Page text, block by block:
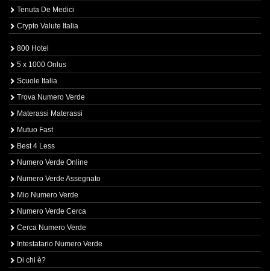
Tenuta De Medici
Crypto Valute Italia
800 Hotel
5 x 1000 Onlus
Scuole Italia
Trova Numero Verde
Materassi Materassi
Mutuo Fast
Best 4 Less
Numero Verde Online
Numero Verde Assegnato
Mio Numero Verde
Numero Verde Cerca
Cerca Numero Verde
Intestatario Numero Verde
Di chi è?